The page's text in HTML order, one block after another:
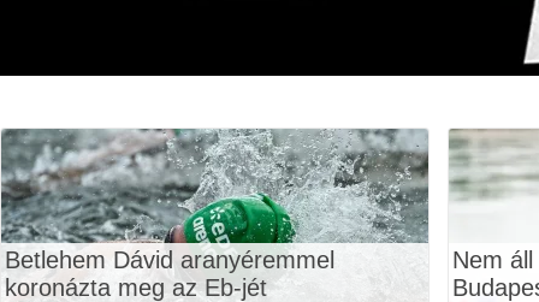
Betlehem Dávid aranyéremmel
koronázta meg az Eb-jét
Nem